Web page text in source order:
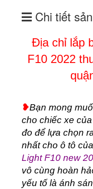
Light
F10
thuận
tháo
Tân
Bình
số
lượng
Chi tiết
Địa chỉ lắp
F10 2022
❥Bạn mong
cho chiếc xe
đo để lựa chọn
nhất cho ô tô
Light F10 new
vô cùng hoàn
yếu tố là ánh